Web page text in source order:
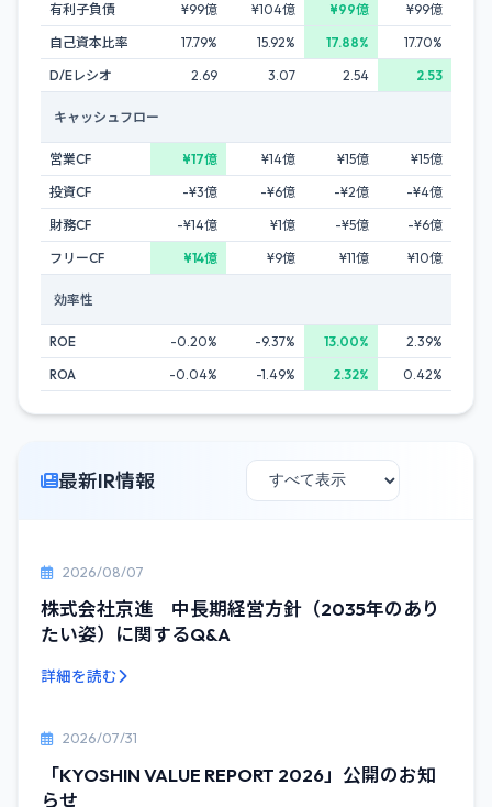
有利子負債
¥99億 ¥104億 ¥99億
¥99億
自己資本比率
17.79% 15.92% 17.88%
17.70%
D/Eレシオ
2.69 3.07 2.54 2.53
キャッシュフロー
営業CF ¥17億 ¥14億 ¥15億
¥15億
投資CF
-¥3億 -¥6億 -¥2億
-¥4億
財務CF
-¥14億 ¥1億 -¥5億
-¥6億
フリーCF
¥14億 ¥9億 ¥11億 ¥10億
効率性
ROE -0.20% -9.37% 13.00%
2.39%
ROA
-0.04% -1.49% 2.32% 0.42%
最新IR情報
2026/08/07
株式会社京進 中長期経営方針（2035年のあり
たい姿）に関するQ&A
詳細を読む
2026/07/31
「KYOSHIN VALUE REPORT 2026」公開のお知
らせ